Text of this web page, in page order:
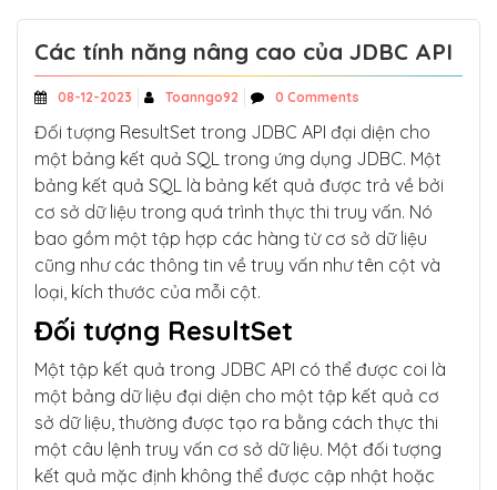
Các tính năng nâng cao của JDBC API
08-12-2023 Toanngo92 0 Comments
Đối tượng ResultSet trong JDBC API đại diện cho
một bảng kết quả SQL trong ứng dụng JDBC. Một
bảng kết quả SQL là bảng kết quả được trả về bởi
cơ sở dữ liệu trong quá trình thực thi truy vấn. Nó
bao gồm một tập hợp các hàng từ cơ sở dữ liệu
cũng như các thông tin về truy vấn như tên cột và
loại, kích thước của mỗi cột.
Đối tượng ResultSet
Một tập kết quả trong JDBC API có thể được coi là
một bảng dữ liệu đại diện cho một tập kết quả cơ
sở dữ liệu, thường được tạo ra bằng cách thực thi
một câu lệnh truy vấn cơ sở dữ liệu. Một đối tượng
kết quả mặc định không thể được cập nhật hoặc